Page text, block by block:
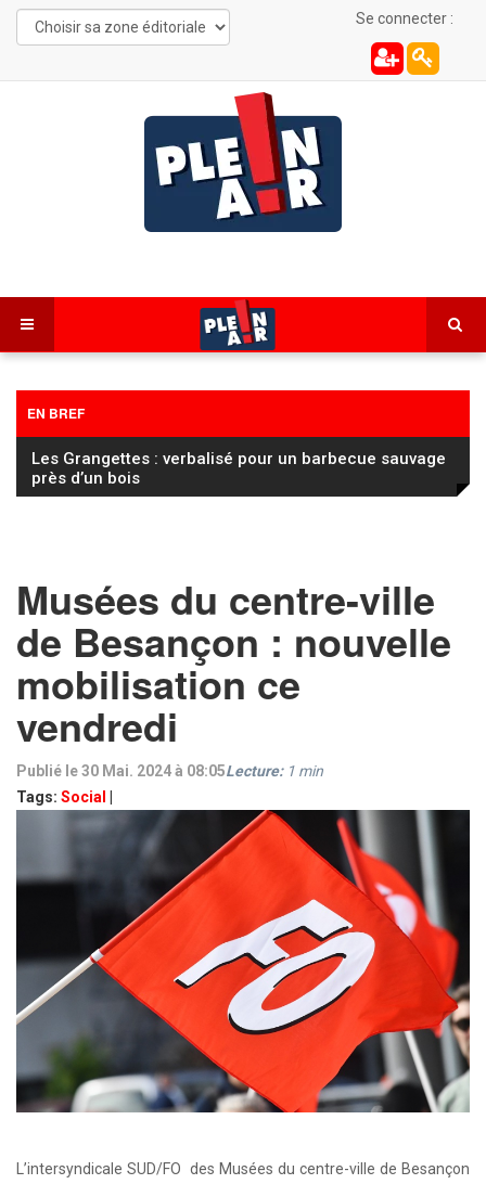
Se connecter :
EN BREF
Les Grangettes : verbalisé pour un barbecue sauvage
près d’un bois
Musées du centre-ville
de Besançon : nouvelle
mobilisation ce
vendredi
Publié le 30 Mai. 2024 à 08:05
Tags: Social
Lecture: 1 min
L’intersyndicale SUD/FO des Musées du centre-ville de Besançon